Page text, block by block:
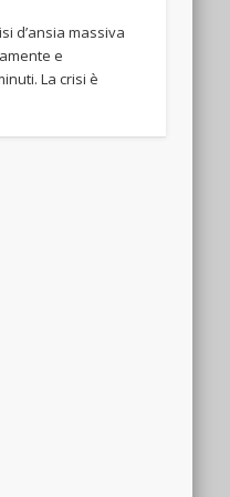
d’ansia massiva
e
La crisi è